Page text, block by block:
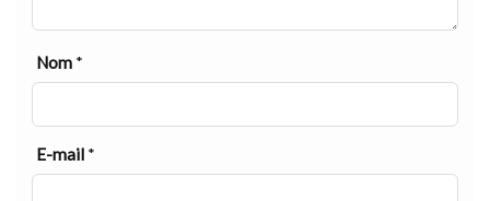
Nom *
E-mail *